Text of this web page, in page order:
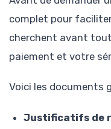
complet pour
cherchent avant
paiement et votre
Voici les documents
Justificatifs de